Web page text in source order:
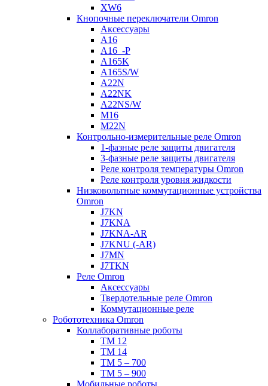
XW6
Кнопочные переключатели Omron
Аксессуары
A16
A16_-P
A165K
A165S/W
A22N
A22NK
A22NS/W
M16
M22N
Контрольно-измерительные реле Omron
1-фазные реле защиты двигателя
3-фазные реле защиты двигателя
Реле контроля температуры Omron
Реле контроля уровня жидкости
Низковольтные коммутационные устройства
Omron
J7KN
J7KNA
J7KNA-AR
J7KNU (-AR)
J7MN
J7TKN
Реле Omron
Аксессуары
Твердотельные реле Omron
Коммутационные реле
Робототехника Omron
Коллаборативные роботы
TM 12
TM 14
TM 5 – 700
TM 5 – 900
Мобильные роботы